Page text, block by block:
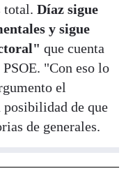
total. Díaz sigue
y sigue
que cuenta
"Con eso lo
el
de que
de generales.